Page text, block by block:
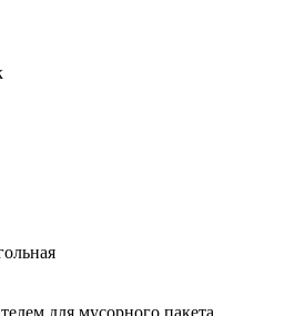
для мусорного пакета